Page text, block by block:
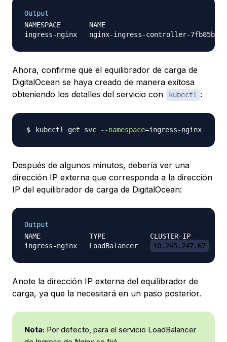
Output
NAMESPACE       NAME
Ahora, confirme que el equilibrador de carga de
DigitalOcean se haya creado de manera exitosa
obteniendo los detalles del servicio con
kubectl :
kubectl get svc --namespace=
Después de algunos minutos, debería ver una
dirección IP externa que corresponda a la dirección
IP del equilibrador de carga de DigitalOcean:
Output
NAME            TYPE           CLUSTER-IP
ingress-nginx   LoadBalancer
10.245.247.67
Anote la dirección IP externa del equilibrador de
carga, ya que la necesitará en un paso posterior.
Nota: Por defecto, para el servicio LoadBalancer